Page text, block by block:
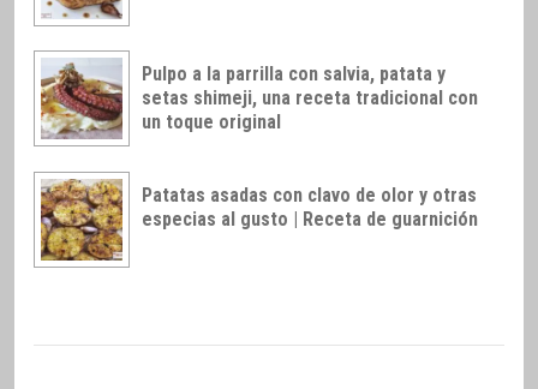
Pulpo a la parrilla con salvia, patata y
setas shimeji, una receta tradicional con
un toque original
Patatas asadas con clavo de olor y otras
especias al gusto | Receta de guarnición